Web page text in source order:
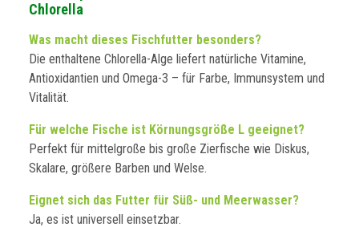
Chlorella
Was macht dieses Fischfutter besonders?
Die enthaltene Chlorella-Alge liefert natürliche Vitamine,
Antioxidantien und Omega-3 – für Farbe, Immunsystem und
Vitalität.
Für welche Fische ist Körnungsgröße L geeignet?
Perfekt für mittelgroße bis große Zierfische wie Diskus,
Skalare, größere Barben und Welse.
Eignet sich das Futter für Süß- und Meerwasser?
Ja, es ist universell einsetzbar.